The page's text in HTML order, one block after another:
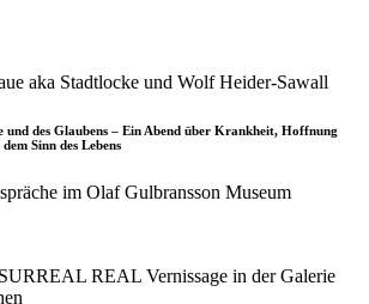
des Glaubens – Ein Abend über Krankheit, Hoffnung
Sinn des Lebens
im Olaf Gulbransson Museum